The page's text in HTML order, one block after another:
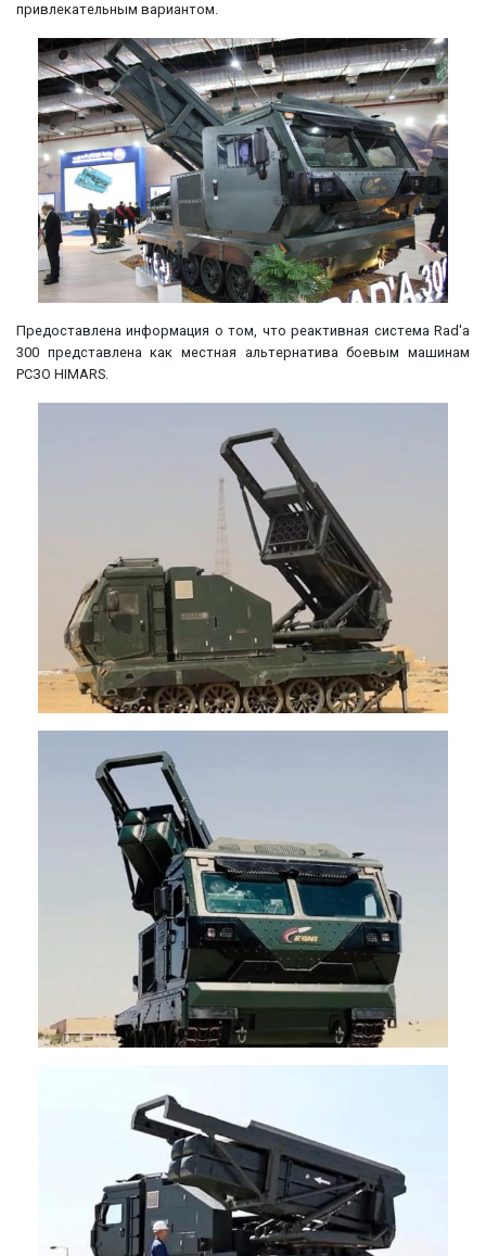
привлекательным вариантом.
Предоставлена информация о том, что реактивная система Rad'a
300 представлена как местная альтернатива боевым машинам
РСЗО HIMARS.